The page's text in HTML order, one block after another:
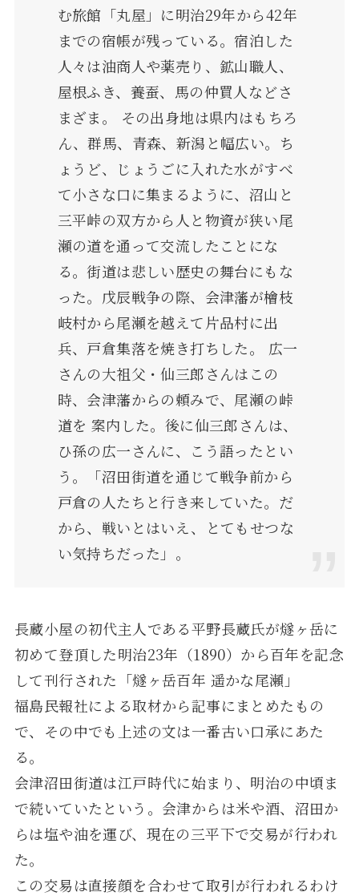
む旅館「丸屋」に明治29年から42年
までの宿帳が残っている。宿泊した
人々は油商人や薬売り、鉱山職人、
屋根ふき、養蚕、馬の仲買人などさ
まざま。 その出身地は県内はもちろ
ん、群馬、青森、新潟と幅広い。ち
ょうど、じょうごに入れた水がすべ
て小さな口に集まるように、沼山と
三平峠の双方から人と物資が狭い尾
瀬の道を通って交流したことにな
る。街道は悲しい歴史の舞台にもな
った。戊辰戦争の際、会津藩が檜枝
岐村から尾瀬を越えて片品村に出
兵、戸倉集落を焼き打ちした。 広一
さんの大祖父・仙三郎さんはこの
時、会津藩からの頼みで、尾瀬の峠
道を 案内した。後に仙三郎さんは、
ひ孫の広一さんに、こう語ったとい
う。「沼田街道を通じて戦争前から
戸倉の人たちと行き来していた。だ
から、戦いとはいえ、とてもせつな
い気持ちだった」。
長蔵小屋の初代主人である平野長蔵氏が燧ヶ岳に
初めて登頂した明治23年（1890）から百年を記念
して刊行された「燧ヶ岳百年 遥かな尾瀬」
福島民報社による取材から記事にまとめたもの
で、その中でも上述の文は一番古い口承にあた
る。
会津沼田街道は江戸時代に始まり、明治の中頃ま
で続いていたという。会津からは米や酒、沼田か
らは塩や油を運び、現在の三平下で交易が行われ
た。
この交易は直接顔を合わせて取引が行われるわけ